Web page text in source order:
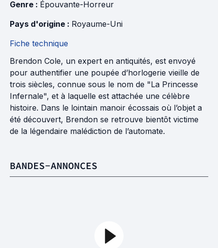
Genre : Épouvante-Horreur
Pays d'origine : Royaume-Uni
Fiche technique
Brendon Cole, un expert en antiquités, est envoyé
pour authentifier une poupée d’horlogerie vieille de
trois siècles, connue sous le nom de "La Princesse
Infernale", et à laquelle est attachée une célèbre
histoire. Dans le lointain manoir écossais où l’objet a
été découvert, Brendon se retrouve bientôt victime
de la légendaire malédiction de l’automate.
BANDES-ANNONCES